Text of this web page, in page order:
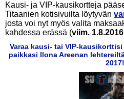
Kausi- ja VIP-kausikortteja
Titaanien kotisivuilta löytyvän
josta voi nyt myös valita
kahdessa erässä (viim.
Varaa kausi- tai VIP-
paikkasi Ilona Areenan
2017!